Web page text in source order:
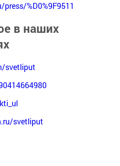
%D0%9F9511
в наших
svetliput
svetliput